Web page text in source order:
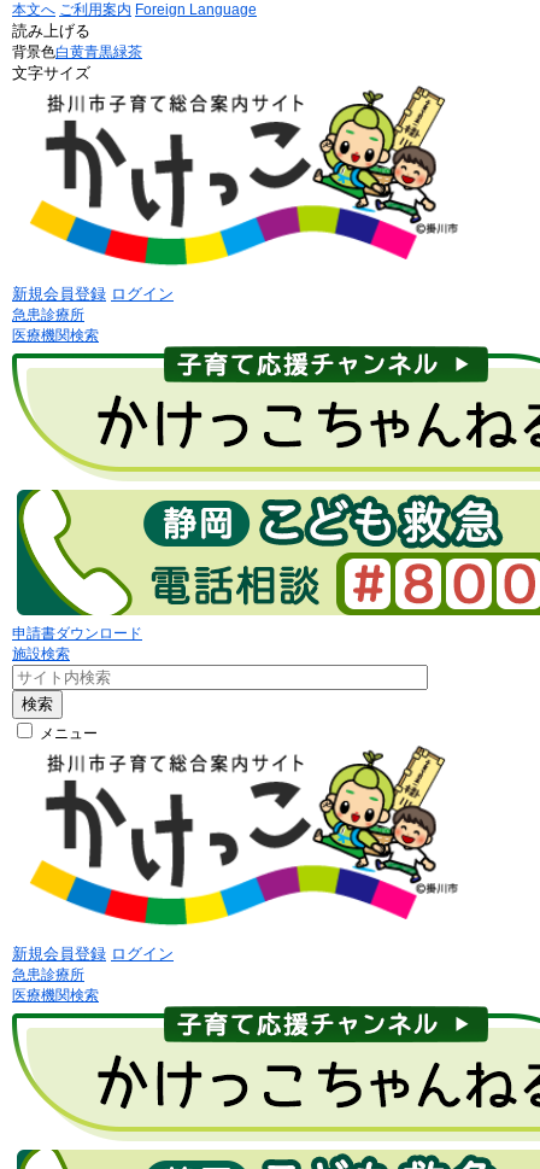
本文へ ご利用案内 Foreign Language
読み上げる
背景色白黄青黒緑茶
文字サイズ
新規会員登録 ログイン
急患診療所
医療機関検索
申請書ダウンロード
施設検索
検索
メニュー
新規会員登録 ログイン
急患診療所
医療機関検索